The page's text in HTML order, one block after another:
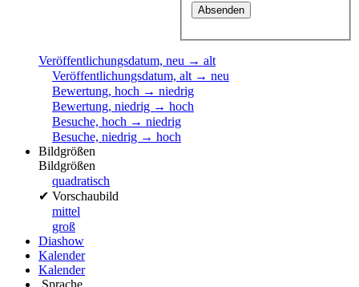
Veröffentlichungsdatum, neu → alt
Veröffentlichungsdatum, alt → neu
Bewertung, hoch → niedrig
Bewertung, niedrig → hoch
Besuche, hoch → niedrig
Besuche, niedrig → hoch
Bildgrößen
Bildgrößen
quadratisch
✔ Vorschaubild
mittel
groß
Diashow
Kalender
Kalender
Sprache